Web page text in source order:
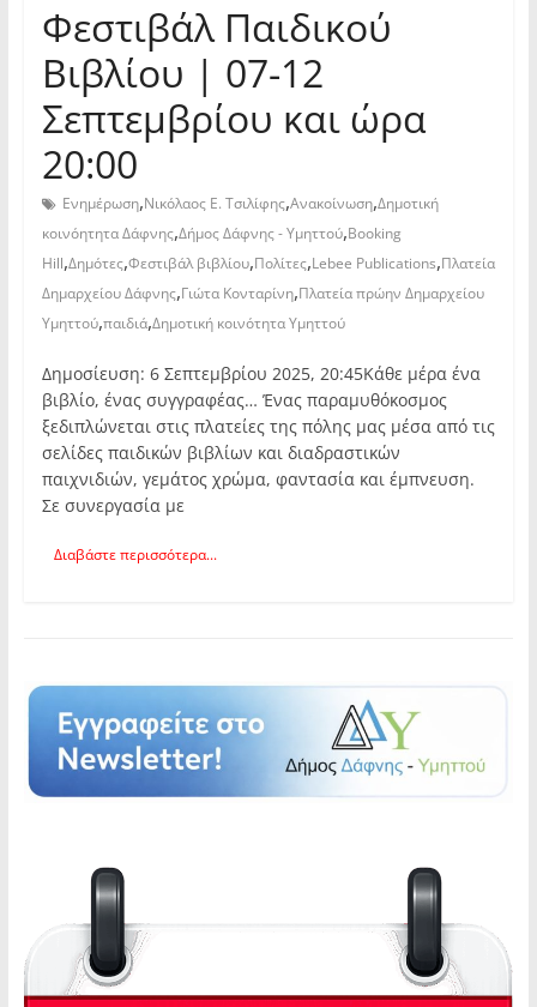
Φεστιβάλ Παιδικού
Βιβλίου | 07-12
Σεπτεμβρίου και ώρα
20:00
Ενημέρωση,Νικόλαος Ε. Τσιλίφης,Ανακοίνωση,Δημοτική
κοινόητητα Δάφνης,Δήμος Δάφνης - Υμηττού,Booking
Hill,Δημότες,Φεστιβάλ βιβλίου,Πολίτες,Lebee Publications,Πλατεία
Δημαρχείου Δάφνης,Γιώτα Κονταρίνη,Πλατεία πρώην Δημαρχείου
Υμηττού,παιδιά,Δημοτική κοινότητα Υμηττού
Δημοσίευση: 6 Σεπτεμβρίου 2025, 20:45Κάθε μέρα ένα
βιβλίο, ένας συγγραφέας… Ένας παραμυθόκοσμος
ξεδιπλώνεται στις πλατείες της πόλης μας μέσα από τις
σελίδες παιδικών βιβλίων και διαδραστικών
παιχνιδιών, γεμάτος χρώμα, φαντασία και έμπνευση.
Σε συνεργασία με
Διαβάστε περισσότερα...